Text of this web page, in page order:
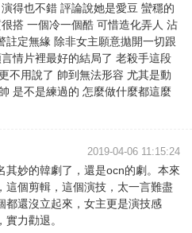
得也不錯 評論說她是愛豆 蠻穩的
搭 一個冷一個酷 可惜造化弄人 沾
註定無緣 除非女主願意拋開一切跟
情片裡最好的結局了 老殺手這段
不用說了 帥到無法形容 尤其是動
是不是練過的 怎麼做什麼都這麼
2019-04-06 11:15:24
其妙的韓劇了，還是ocn的劇。本來
這個剪輯，這個演技，太一言難盡
都還沒立起來，女主更是演技感
力勸退。